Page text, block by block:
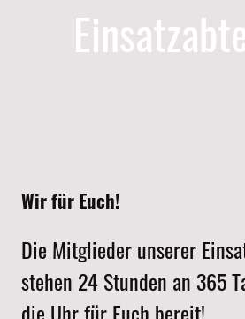
Wir für Euch!
Die Mitglieder unserer
stehen 24 Stunden an 365
die Uhr für Euch bereit!